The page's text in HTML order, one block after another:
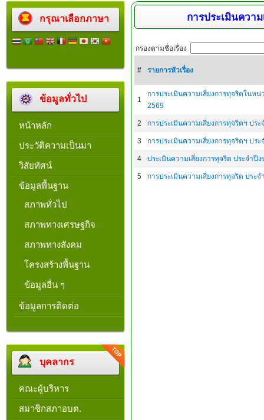
กรุณาเลือกภาษา
ข้อมูลทั่วไป
หน้าหลัก
ประวัติความเป็นมา
วิสัยทัศน์
ข้อมูลพื้นฐาน
สภาพทั่วไป
สภาพทางเศรษฐกิจ
สภาพทางสังคม
โครงสร้างพื้นฐาน
ข้อมูลอื่น ๆ
ข้อมูลการติดต่อ
บุคลากร
คณะผู้บริหาร
สมาชิกสภาอบต.
การประเมินควา
กรองตามชื่อเรื่อง
# รายการหัวเรื่อง
1
การประเมินความเสี่ยงการทุจริตในห
2569
2 การประเมินความเสี่ยงการทุจริตฯ ปร
3 การประเมินความเสี่ยงการทุจริตฯ ปร
4 ประเมินความเสี่ยงการทุจริต ประจำปี
5 การประเมินความเสี่ยงการทุจริต ประ